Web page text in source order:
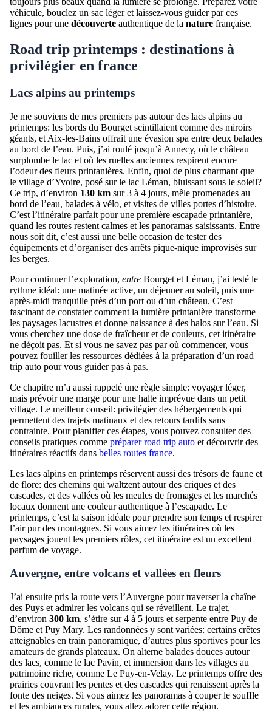
véhicule, bouclez un sac léger et laissez-vous guider par ces
lignes pour une découverte authentique de la nature française.
Road trip printemps : destinations à
privilégier en france
Lacs alpins au printemps
Je me souviens de mes premiers pas autour des lacs alpins au
printemps: les bords du Bourget scintillaient comme des miroirs
géants, et Aix-les-Bains offrait une évasion spa entre deux balades
au bord de l’eau. Puis, j’ai roulé jusqu’à Annecy, où le château
surplombe le lac et où les ruelles anciennes respirent encore
l’odeur des fleurs printanières. Enfin, quoi de plus charmant que
le village d’Yvoire, posé sur le lac Léman, bluissant sous le soleil?
Ce trip, d’environ 130 km sur 3 à 4 jours, mêle promenades au
bord de l’eau, balades à vélo, et visites de villes portes d’histoire.
C’est l’itinéraire parfait pour une première escapade printanière,
quand les routes restent calmes et les panoramas saisissants. Entre
nous soit dit, c’est aussi une belle occasion de tester des
équipements et d’organiser des arrêts pique-nique improvisés sur
les berges.
Pour continuer l’exploration, entre Bourget et Léman, j’ai testé le
rythme idéal: une matinée active, un déjeuner au soleil, puis une
après-midi tranquille près d’un port ou d’un château. C’est
fascinant de constater comment la lumière printanière transforme
les paysages lacustres et donne naissance à des halos sur l’eau. Si
vous cherchez une dose de fraîcheur et de couleurs, cet itinéraire
ne déçoit pas. Et si vous ne savez pas par où commencer, vous
pouvez fouiller les ressources dédiées à la préparation d’un road
trip auto pour vous guider pas à pas.
Ce chapitre m’a aussi rappelé une règle simple: voyager léger,
mais prévoir une marge pour une halte imprévue dans un petit
village. Le meilleur conseil: privilégier des hébergements qui
permettent des trajets matinaux et des retours tardifs sans
contrainte. Pour planifier ces étapes, vous pouvez consulter des
conseils pratiques comme préparer road trip auto et découvrir des
itinéraires réactifs dans belles routes france.
Les lacs alpins en printemps réservent aussi des trésors de faune et
de flore: des chemins qui waltzent autour des criques et des
cascades, et des vallées où les meules de fromages et les marchés
locaux donnent une couleur authentique à l’escapade. Le
printemps, c’est la saison idéale pour prendre son temps et respirer
l’air pur des montagnes. Si vous aimez les itinéraires où les
paysages jouent les premiers rôles, cet itinéraire est un excellent
parfum de voyage.
Auvergne, entre volcans et vallées en fleurs
J’ai ensuite pris la route vers l’Auvergne pour traverser la chaîne
des Puys et admirer les volcans qui se réveillent. Le trajet,
d’environ 300 km, s’étire sur 4 à 5 jours et serpente entre Puy de
Dôme et Puy Mary. Les randonnées y sont variées: certains crêtes
atteignables en train panoramique, d’autres plus sportives pour les
amateurs de grands plateaux. On alterne balades douces autour
des lacs, comme le lac Pavin, et immersion dans les villages au
patrimoine riche, comme Le Puy-en-Velay. Le printemps offre des
prairies couvrant les pentes et des cascades qui renaissent après la
fonte des neiges. Si vous aimez les panoramas à couper le souffle
et les ambiances rurales, vous allez adorer cette région.